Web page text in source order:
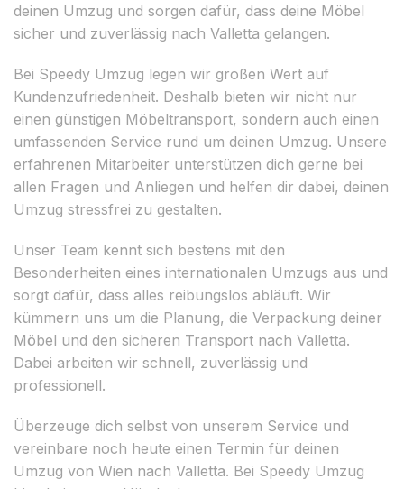
deinen Umzug und sorgen dafür, dass deine Möbel
sicher und zuverlässig nach Valletta gelangen.
Bei Speedy Umzug legen wir großen Wert auf
Kundenzufriedenheit. Deshalb bieten wir nicht nur
einen günstigen Möbeltransport, sondern auch einen
umfassenden Service rund um deinen Umzug. Unsere
erfahrenen Mitarbeiter unterstützen dich gerne bei
allen Fragen und Anliegen und helfen dir dabei, deinen
Umzug stressfrei zu gestalten.
Unser Team kennt sich bestens mit den
Besonderheiten eines internationalen Umzugs aus und
sorgt dafür, dass alles reibungslos abläuft. Wir
kümmern uns um die Planung, die Verpackung deiner
Möbel und den sicheren Transport nach Valletta.
Dabei arbeiten wir schnell, zuverlässig und
professionell.
Überzeuge dich selbst von unserem Service und
vereinbare noch heute einen Termin für deinen
Umzug von Wien nach Valletta. Bei Speedy Umzug